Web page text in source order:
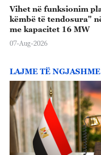
Vihet në funksionim
këmbë të tendosura"
me kapacitet 16 MW
07-Aug-2026
LAJME TË NGJASHME